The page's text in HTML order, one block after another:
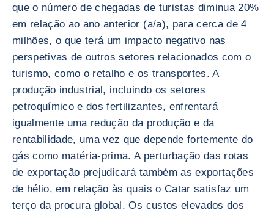
que o número de chegadas de turistas diminua 20%
em relação ao ano anterior (a/a), para cerca de 4
milhões, o que terá um impacto negativo nas
perspetivas de outros setores relacionados com o
turismo, como o retalho e os transportes. A
produção industrial, incluindo os setores
petroquímico e dos fertilizantes, enfrentará
igualmente uma redução da produção e da
rentabilidade, uma vez que depende fortemente do
gás como matéria-prima. A perturbação das rotas
de exportação prejudicará também as exportações
de hélio, em relação às quais o Catar satisfaz um
terço da procura global. Os custos elevados dos